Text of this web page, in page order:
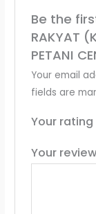
Be the
RAKYAT
PETANI
Your email
fields are
Your rating
Your